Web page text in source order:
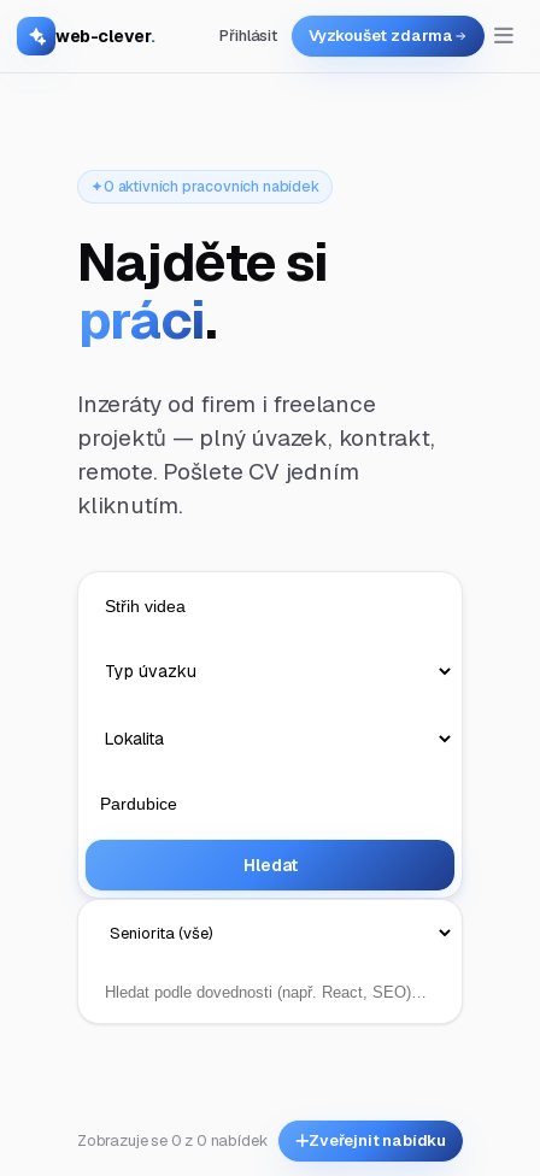
web-clever. Přihlásit Vyzkoušet zdarma
0 aktivních pracovních nabídek
Najděte si
práci.
Inzeráty od firem i freelance
projektů — plný úvazek, kontrakt,
remote. Pošlete CV jedním
kliknutím.
Hledat
Zobrazuje se 0 z 0 nabídek Zveřejnit nabídku